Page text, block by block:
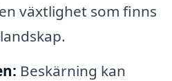
växtlighet som finns
Beskärning kan